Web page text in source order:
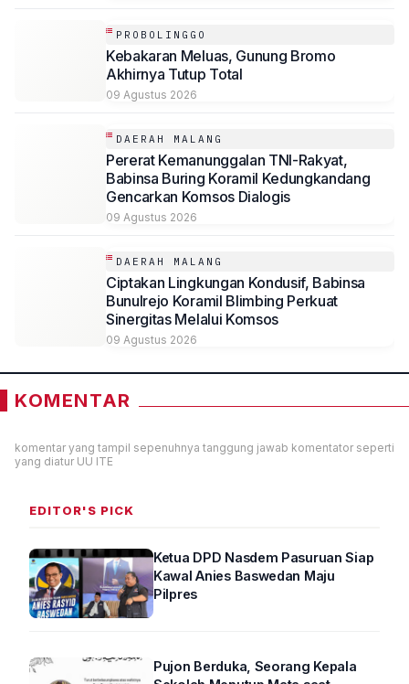
PROBOLINGGO
Kebakaran Meluas, Gunung Bromo
Akhirnya Tutup Total
09 Agustus 2026
DAERAH MALANG
Pererat Kemanunggalan TNI-Rakyat,
Babinsa Buring Koramil Kedungkandang
Gencarkan Komsos Dialogis
09 Agustus 2026
DAERAH MALANG
Ciptakan Lingkungan Kondusif, Babinsa
Bunulrejo Koramil Blimbing Perkuat
Sinergitas Melalui Komsos
09 Agustus 2026
KOMENTAR
komentar yang tampil sepenuhnya tanggung jawab komentator seperti
yang diatur UU ITE
EDITOR'S PICK
Ketua DPD Nasdem Pasuruan Siap
Kawal Anies Baswedan Maju
Pilpres
Pujon Berduka, Seorang Kepala